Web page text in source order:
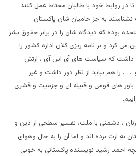
در روابط خود با طالبان محتاط عمل کنند
به جز حامیان شان پاکستان
بوده که دیدگاه شان را در برابر حقوق بشر
می کرد و بر نامه ریزی کلان اداره کشور را
داشت که سیاست های آی اس آی ، ارتش
… . را هم نباید از نظر دور داشت و غیر
باور های قومی و قبیله ای و جزمیت و قشری
زنان ، دشمنی با ملت، تفسیر سطحی از دین و
به ارث برده اند و اما آن را به حال وهوای
احمد رشید نویسنده پاکستانی به خوبی